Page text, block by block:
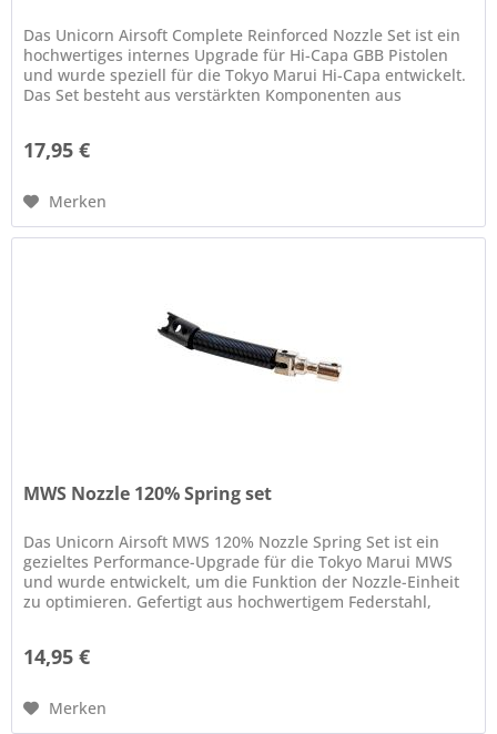
Das Unicorn Airsoft Complete Reinforced Nozzle Set ist ein
hochwertiges internes Upgrade für Hi-Capa GBB Pistolen
und wurde speziell für die Tokyo Marui Hi-Capa entwickelt.
Das Set besteht aus verstärkten Komponenten aus
17,95 €
Merken
MWS Nozzle 120% Spring set
Das Unicorn Airsoft MWS 120% Nozzle Spring Set ist ein
gezieltes Performance-Upgrade für die Tokyo Marui MWS
und wurde entwickelt, um die Funktion der Nozzle-Einheit
zu optimieren. Gefertigt aus hochwertigem Federstahl,
14,95 €
Merken